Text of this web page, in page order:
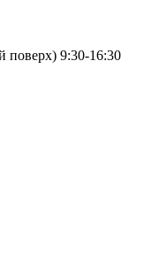
поверх) 9:30-16:30